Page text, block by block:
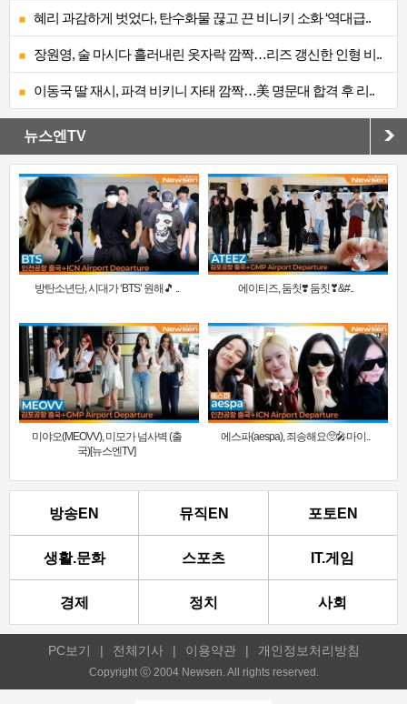
혜리 과감하게 벗었다, 탄수화물 끊고 끈 비니키 소화 ‘역대급..
장원영, 술 마시다 흘러내린 옷자락 깜짝…리즈 갱신한 인형 비..
이동국 딸 재시, 파격 비키니 자태 깜짝…美 명문대 합격 후 리..
뉴스엔TV
방탄소년단, 시대가 ‘BTS’ 원해🎵 .. 에이티즈, 둠칫❣️ 둠칫❣&#..
미야오(MEOVV), 미모가 넘사벽 (출
국)[뉴스엔TV]
에스파(aespa), 죄송해요🥺🎤마이..
방송EN 뮤직EN 포토EN
생활.문화 스포츠 IT.게임
경제 정치 사회
PC보기 | 전체기사 | 이용약관 | 개인정보처리방침
Copyright ⓒ 2004 Newsen. All rights reserved.